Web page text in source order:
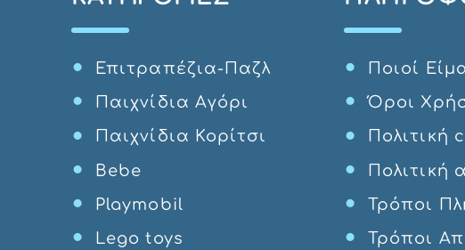
Επιτραπέζια-Παζλ
Παιχνίδια Αγόρι
Παιχνίδια Κορίτσι
Bebe
Playmobil
Lego toys
Ποιοί
Όροι
Πολιτική
Πολιτική
Τρόποι
Τρόποι